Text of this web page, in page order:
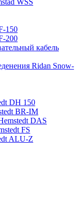
WSS
150
200
кабель
Ridan Snow-
DH 150
BR-IM
DAS
FS
ALU-Z